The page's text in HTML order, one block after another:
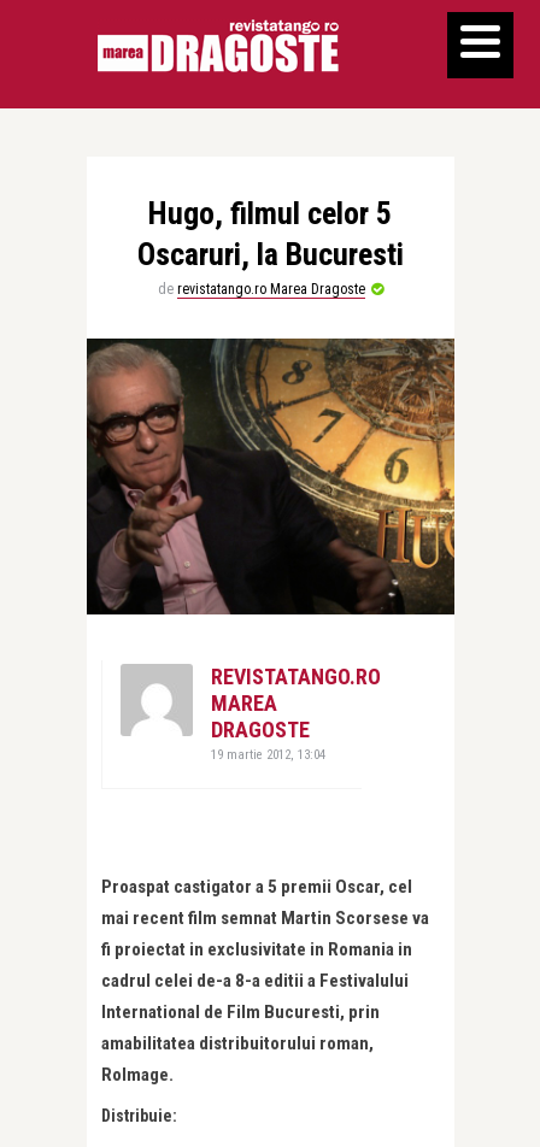
Hugo, filmul celor 5
Oscaruri, la Bucuresti
de revistatango.ro Marea Dragoste
REVISTATANGO.RO
MAREA
DRAGOSTE
19 martie 2012, 13:04
Proaspat castigator a 5 premii Oscar, cel
mai recent film semnat Martin Scorsese va
fi proiectat in exclusivitate in Romania in
cadrul celei de-a 8-a editii a Festivalului
International de Film Bucuresti, prin
amabilitatea distribuitorului roman,
RoImage.
Distribuie: